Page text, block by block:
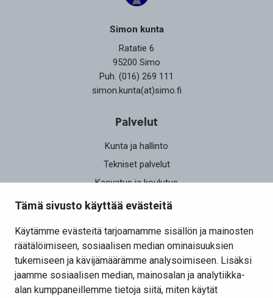
Tämä sivusto käyttää evästeitä
Käytämme evästeitä tarjoamamme sisällön ja mainosten
räätälöimiseen, sosiaalisen median ominaisuuksien
tukemiseen ja kävijämäärämme analysoimiseen. Lisäksi
jaamme sosiaalisen median, mainosalan ja analytiikka-
alan kumppaneillemme tietoja siitä, miten käytät
Simon kunta
Ratatie 6
95200 Simo
Puh. (016) 269 111
simon.kunta(at)simo.fi
Palvelut
Kunta ja hallinto
Tekniset palvelut
Kasvatus ja koulutus
Elinvoima
Osallistu ja vaikuta
Kansalaisaloite
Lomakkeet